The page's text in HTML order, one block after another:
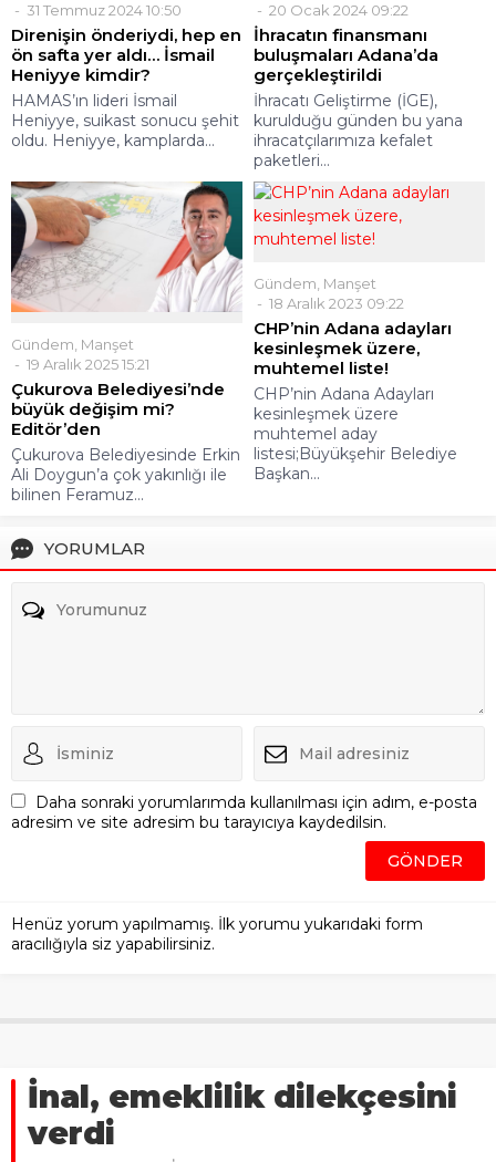
31 Temmuz 2024 10:50
Direnişin önderiydi, hep en
ön safta yer aldı… İsmail
Heniyye kimdir?
HAMAS’ın lideri İsmail
Heniyye, suikast sonucu şehit
oldu. Heniyye, kamplarda...
20 Ocak 2024 09:22
İhracatın finansmanı
buluşmaları Adana’da
gerçekleştirildi
İhracatı Geliştirme (İGE),
kurulduğu günden bu yana
ihracatçılarımıza kefalet
paketleri...
Gündem Manşet
19 Aralık 2025 15:21
Çukurova Belediyesi’nde
büyük değişim mi?
Editör’den
Çukurova Belediyesinde Erkin
Ali Doygun’a çok yakınlığı ile
bilinen Feramuz...
Gündem Manşet
18 Aralık 2023 09:22
CHP’nin Adana adayları
kesinleşmek üzere,
muhtemel liste!
CHP’nin Adana Adayları
kesinleşmek üzere
muhtemel aday
listesi;Büyükşehir Belediye
Başkan...
YORUMLAR
Daha sonraki yorumlarımda kullanılması için adım, e-posta
adresim ve site adresim bu tarayıcıya kaydedilsin.
Henüz yorum yapılmamış. İlk yorumu yukarıdaki form
aracılığıyla siz yapabilirsiniz.
İnal, emeklilik dilekçesini
verdi